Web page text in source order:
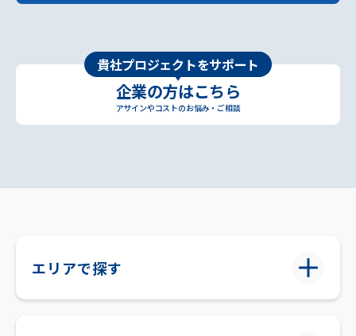
貴社プロジェクトをサポート
企業の方はこちら
アサインやコストのお悩み・ご相談
エリアで探す